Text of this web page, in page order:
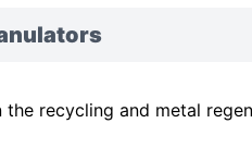
recycling and metal